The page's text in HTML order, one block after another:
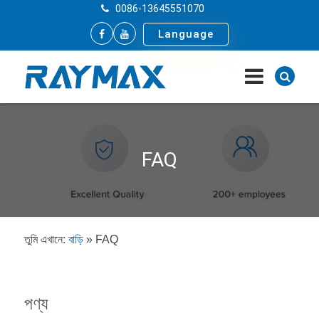
0086-13645551070
Language
FAQ
তুমি এখানে: বাড়ি » FAQ
পণ্য